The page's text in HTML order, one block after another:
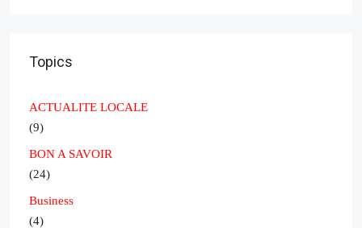
Topics
ACTUALITE LOCALE
(9)
BON A SAVOIR
(24)
Business
(4)